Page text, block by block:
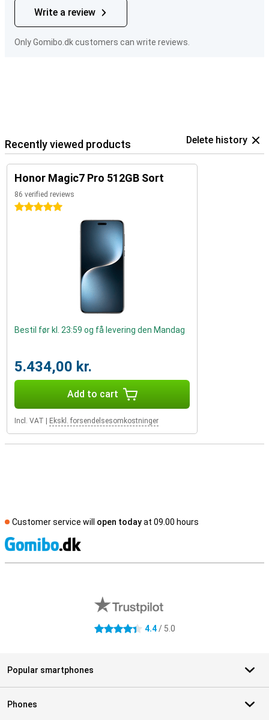
Write a review
Only Gomibo.dk customers can write reviews.
Recently viewed products Delete history
Honor Magic7 Pro 512GB Sort
86 verified reviews
5 stars
Bestil før kl. 23:59 og få levering den Mandag
5.434,00 kr.
Add to cart
Incl. VAT Ekskl. forsendelsesomkostninger
Customer service will open todayat 09.00 hours
4.4 stars 4.4/ 5.0
Popular smartphones
Phones